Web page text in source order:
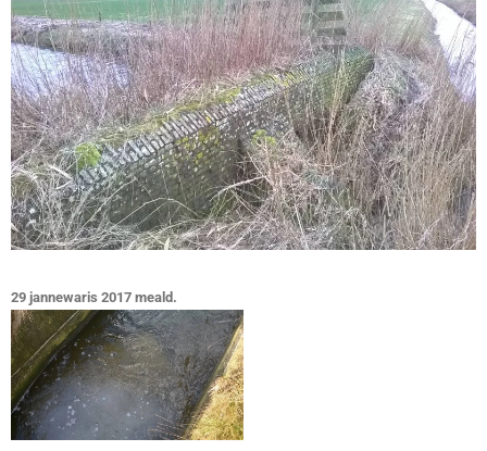
29 jannewaris 2017 meald.